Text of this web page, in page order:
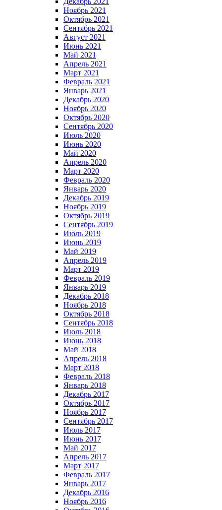
Ноябрь 2021
Октябрь 2021
Сентябрь 2021
Август 2021
Июнь 2021
Май 2021
Апрель 2021
Март 2021
Февраль 2021
Январь 2021
Декабрь 2020
Ноябрь 2020
Октябрь 2020
Сентябрь 2020
Июль 2020
Июнь 2020
Май 2020
Апрель 2020
Март 2020
Февраль 2020
Январь 2020
Декабрь 2019
Ноябрь 2019
Октябрь 2019
Сентябрь 2019
Июль 2019
Июнь 2019
Май 2019
Апрель 2019
Март 2019
Февраль 2019
Январь 2019
Декабрь 2018
Ноябрь 2018
Октябрь 2018
Сентябрь 2018
Июль 2018
Июнь 2018
Май 2018
Апрель 2018
Март 2018
Февраль 2018
Январь 2018
Декабрь 2017
Октябрь 2017
Ноябрь 2017
Сентябрь 2017
Июль 2017
Июнь 2017
Май 2017
Апрель 2017
Март 2017
Февраль 2017
Январь 2017
Декабрь 2016
Ноябрь 2016